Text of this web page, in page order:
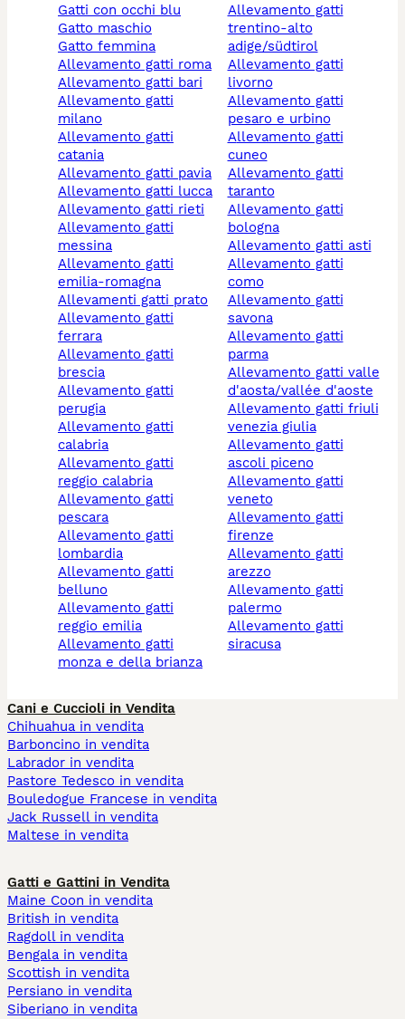
gatti con occhi blu
gatto maschio
gatto femmina
allevamento gatti roma
allevamento gatti bari
allevamento gatti
milano
allevamento gatti
catania
allevamento gatti pavia
allevamento gatti lucca
allevamento gatti rieti
allevamento gatti
messina
allevamento gatti
emilia-romagna
allevamenti gatti prato
allevamento gatti
ferrara
allevamento gatti
brescia
allevamento gatti
perugia
allevamento gatti
calabria
allevamento gatti
reggio calabria
allevamento gatti
pescara
allevamento gatti
lombardia
allevamento gatti
belluno
allevamento gatti
reggio emilia
allevamento gatti
monza e della brianza
allevamento gatti
trentino-alto
adige/südtirol
allevamento gatti
livorno
allevamento gatti
pesaro e urbino
allevamento gatti
cuneo
allevamento gatti
taranto
allevamento gatti
bologna
allevamento gatti asti
allevamento gatti
como
allevamento gatti
savona
allevamento gatti
parma
allevamento gatti valle
d'aosta/vallée d'aoste
allevamento gatti friuli
venezia giulia
allevamento gatti
ascoli piceno
allevamento gatti
veneto
allevamento gatti
firenze
allevamento gatti
arezzo
allevamento gatti
palermo
allevamento gatti
siracusa
Cani e Cuccioli in Vendita
Chihuahua in vendita
Barboncino in vendita
Labrador in vendita
Pastore Tedesco in vendita
Bouledogue Francese in vendita
Jack Russell in vendita
Maltese in vendita
Gatti e Gattini in Vendita
Maine Coon in vendita
British in vendita
Ragdoll in vendita
Bengala in vendita
Scottish in vendita
Persiano in vendita
Siberiano in vendita